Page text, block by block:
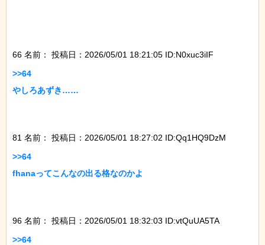
66 名前：
投稿日：2026/05/01 18:21:05 ID:N0xuc3iIF
>>64
やしろあずき……
81 名前：
投稿日：2026/05/01 18:27:02 ID:Qq1HQ9DzM
>>64
fhanaってこんなの出る格なのかよ
96 名前：
投稿日：2026/05/01 18:32:03 ID:vtQuUA5TA
>>64